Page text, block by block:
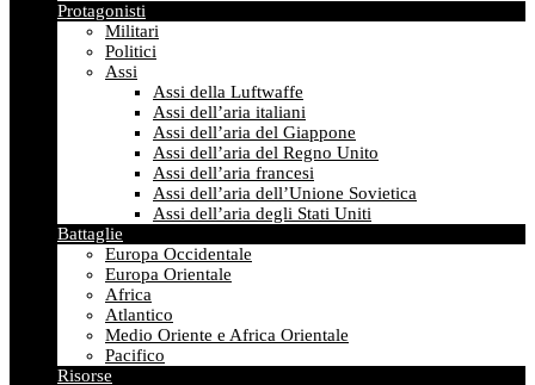
Protagonisti
Militari
Politici
Assi
Assi della Luftwaffe
Assi dell’aria italiani
Assi dell’aria del Giappone
Assi dell’aria del Regno Unito
Assi dell’aria francesi
Assi dell’aria dell’Unione Sovietica
Assi dell’aria degli Stati Uniti
Battaglie
Europa Occidentale
Europa Orientale
Africa
Atlantico
Medio Oriente e Africa Orientale
Pacifico
Risorse